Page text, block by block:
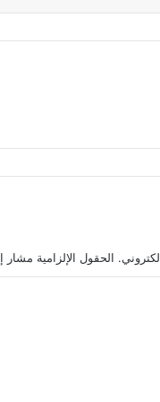
الحقول الإلزامية مشار